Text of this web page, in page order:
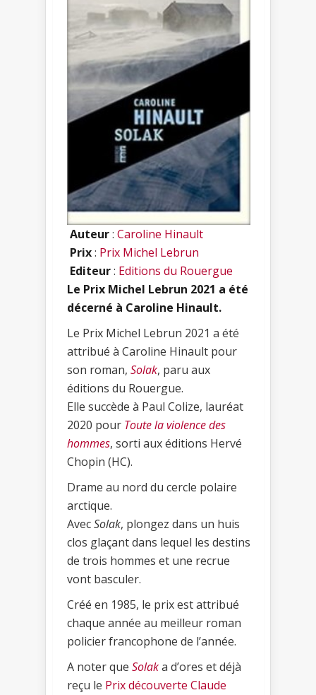
Auteur: Caroline Hinault
Prix: Prix Michel Lebrun
Editeur: Editions du Rouergue
Le Prix Michel Lebrun 2021 a été
décerné à Caroline Hinault.
Le Prix Michel Lebrun 2021 a été
attribué à Caroline Hinault pour
son roman, Solak, paru aux
éditions du Rouergue.
Elle succède à Paul Colize, lauréat
2020 pour Toute la violence des
hommes, sorti aux éditions Hervé
Chopin (HC).
Drame au nord du cercle polaire
arctique.
AvecSolak, plongez dans un huis
clos glaçant dans lequel les destins
de trois hommes et une recrue
vont basculer.
Créé en 1985, le prix est attribué
chaque année au meilleur roman
policier francophone de l’année.
A noter que Solaka d’ores et déjà
reçu le Prix découverte Claude